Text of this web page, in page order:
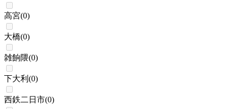
高宮(0)
大橋(0)
雑餉隈(0)
下大利 (0)
西鉄二日市(0)